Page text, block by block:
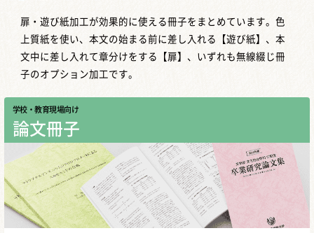
扉・遊び紙加工が効果的に使える冊子をまとめています。色
上質紙を使い、本文の始まる前に差し入れる【遊び紙】、本
文中に差し入れて章分けをする【扉】、いずれも無線綴じ冊
子のオプション加工です。
学校・教育現場向け
論文冊子